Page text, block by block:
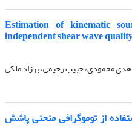
Estimation of kinematic
independent shear wave
هدی محمودی، حبیب رحیمی، بهزاد ملکی
از توموگرافی منحنی پاشش